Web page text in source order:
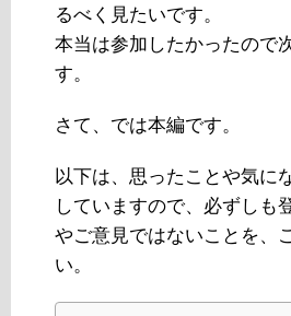
るべく見たいです。
本当は参加したかったので
す。
さて、では本編です。
以下は、思ったことや気に
していますので、必ずしも
やご意見ではないことを、
い。